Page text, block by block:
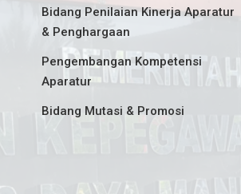
Bidang Penilaian Kinerja Aparatur
& Penghargaan
Pengembangan Kompetensi
Aparatur
Bidang Mutasi & Promosi